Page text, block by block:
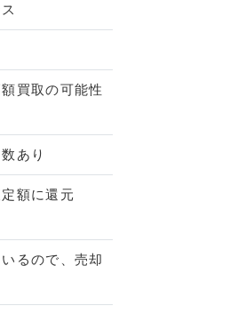
買取の可能性
あり
額に還元
るので、売却